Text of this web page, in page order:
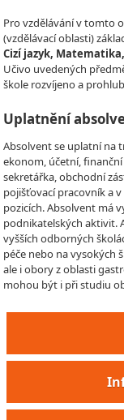
Pro vzdělávání v tomto
(vzdělávací oblasti)
Cizí jazyk,
Učivo uvedených
škole rozvíjeno a
Uplatnění
Absolvent se uplatní na
ekonom, účetní,
sekretářka, obchodní
pojišťovací pracovník a
pozicích. Absolvent má
podnikatelských aktivit.
vyšších odborných
péče nebo na vysokých
ale i obory z oblasti
mohou být i při studiu